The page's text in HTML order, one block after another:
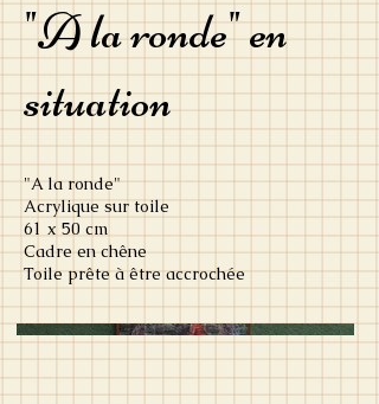
"A la ronde" en
situation
"A la ronde"
Acrylique sur toile
61 x 50 cm
Cadre en chêne
Toile prête à être accrochée